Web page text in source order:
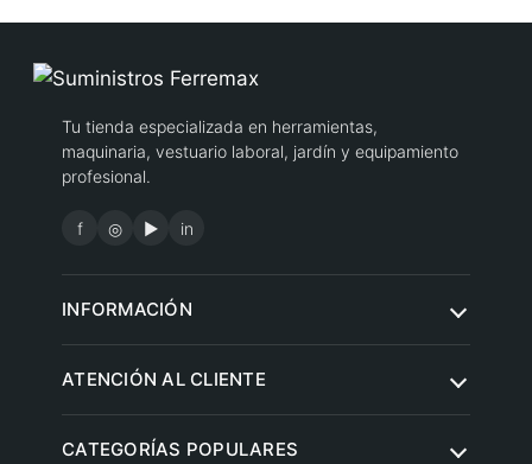
Tu tienda especializada en herramientas,
maquinaria, vestuario laboral, jardín y equipamiento
profesional.
f ◎ ▶ in
ATENCIÓN AL CLIENTE
INFORMACIÓN
Aviso legal
CATEGORÍAS POPULARES